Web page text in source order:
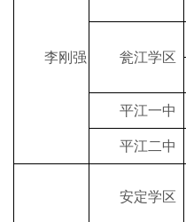
李刚强 瓮江学区
平江一中
平江二中
安定学区